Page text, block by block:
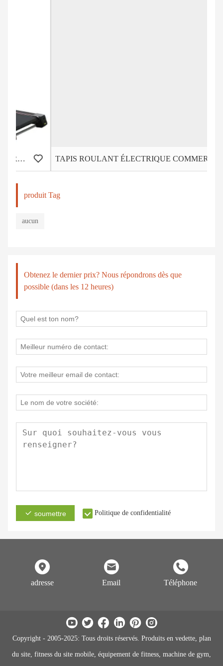
TAPIS ROULANT ÉLECTRIQUE COMMERCIAL LÉGER HD-900
produit Tag
aucun
Obtenez le dernier prix? Nous répondrons dès que
possible (dans les 12 heures)
soumettre Politique de confidentialité
adresse Email Téléphone
Copyright - 2005-2025: Tous droits réservés. Produits en vedette, plan
du site, fitness du site mobile, équipement de fitness, machine de gym,